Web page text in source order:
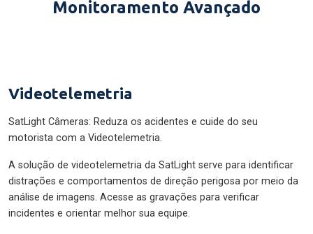
Monitoramento Avançado
Videotelemetria
SatLight Câmeras: Reduza os acidentes e cuide do seu
motorista com a Videotelemetria.
A solução de videotelemetria da SatLight serve para identificar
distrações e comportamentos de direção perigosa por meio da
análise de imagens. Acesse as gravações para verificar
incidentes e orientar melhor sua equipe.